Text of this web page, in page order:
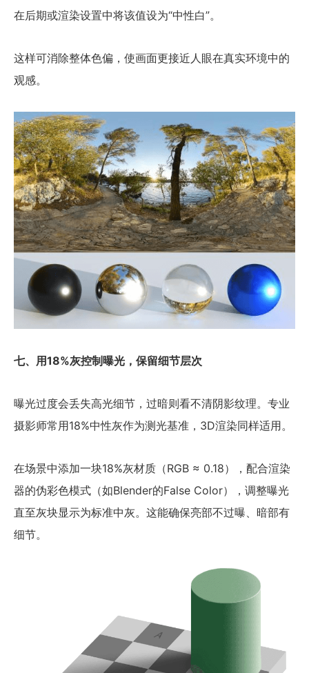
在后期或渲染设置中将该值设为“中性白”。
这样可消除整体色偏，使画面更接近人眼在真实环境中的
观感。
七、用18%灰控制曝光，保留细节层次
曝光过度会丢失高光细节，过暗则看不清阴影纹理。专业
摄影师常用18%中性灰作为测光基准，3D渲染同样适用。
在场景中添加一块18%灰材质（RGB ≈ 0.18），配合渲染
器的伪彩色模式（如Blender的False Color），调整曝光
直至灰块显示为标准中灰。这能确保亮部不过曝、暗部有
细节。